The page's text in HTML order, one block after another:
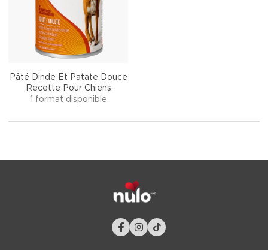
Pâté Dinde Et Patate Douce
Recette Pour Chiens
1 format disponible